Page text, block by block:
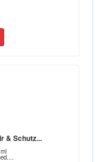
& Schutz...